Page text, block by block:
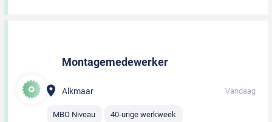
Montagemedewerker
Alkmaar Vandaag
MBO Niveau 40-urige werkweek